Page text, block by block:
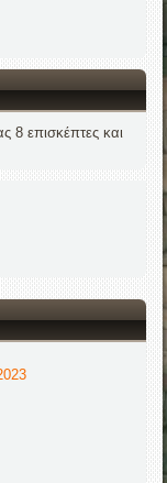
8 επισκέπτες και